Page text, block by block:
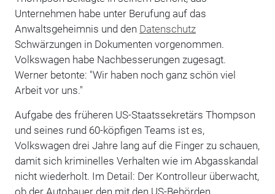
Unternehmen habe unter Berufung auf das
Anwaltsgeheimnis und den Datenschutz
Schwärzungen in Dokumenten vorgenommen.
Volkswagen habe Nachbesserungen zugesagt.
Werner betonte: "Wir haben noch ganz schön viel
Arbeit vor uns."
Aufgabe des früheren US-Staatssekretärs Thompson
und seines rund 60-köpfigen Teams ist es,
Volkswagen drei Jahre lang auf die Finger zu schauen,
damit sich kriminelles Verhalten wie im Abgasskandal
nicht wiederholt. Im Detail: Der Kontrolleur überwacht,
ob der Autobauer den mit den US-Behörden